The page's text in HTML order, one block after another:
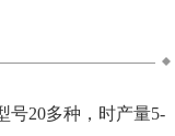
20多种，时产量5-